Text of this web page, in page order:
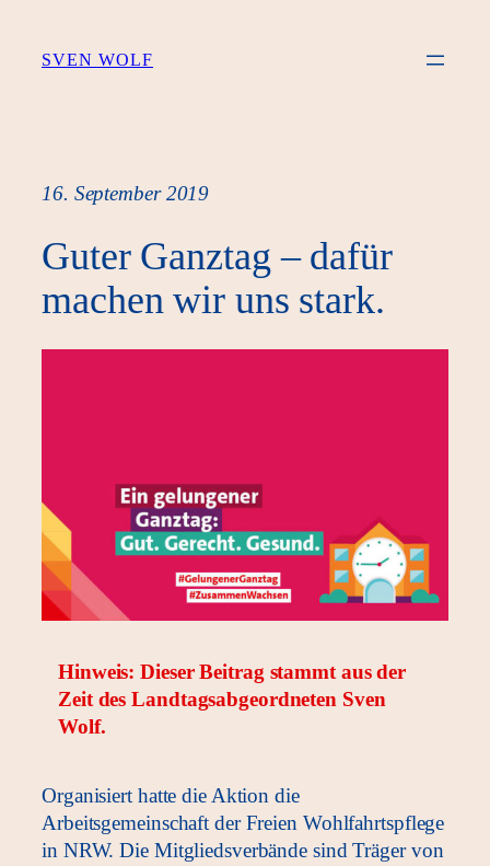
Inhalt
SVEN WOLF
16. September 2019
Guter Ganztag – dafür
machen wir uns stark.
Hinweis: Dieser Beitrag stammt aus der
Zeit des Landtagsabgeordneten Sven
Wolf.
Organisiert hatte die Aktion die
Arbeitsgemeinschaft der Freien Wohlfahrtspflege
in NRW. Die Mitgliedsverbände sind Träger von